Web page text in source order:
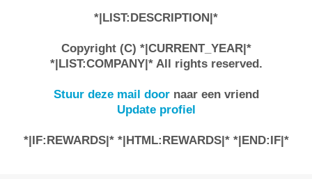
*|LIST:DESCRIPTION|*
Copyright (C) *|CURRENT_YEAR|*
*|LIST:COMPANY|* All rights reserved.
Stuur deze mail doornaar een vriend
Update profiel
*|IF:REWARDS|* *|HTML:REWARDS|* *|END:IF|*